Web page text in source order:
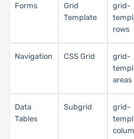
Forms
Grid
Template
grid-
rows
Navigation CSS Grid
grid-
areas
Data
Tables
Subgrid
grid-